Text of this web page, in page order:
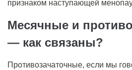
признаком наступающей
Месячные и
— как связаны?
Противозачаточные, если мы